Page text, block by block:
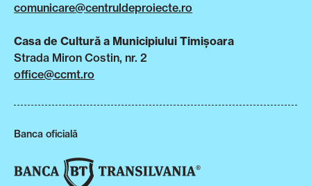
comunicare@centruldeproiecte.ro
Casa de Cultură a Municipiului Timișoara
Strada Miron Costin, nr. 2
office@ccmt.ro
Banca oficială